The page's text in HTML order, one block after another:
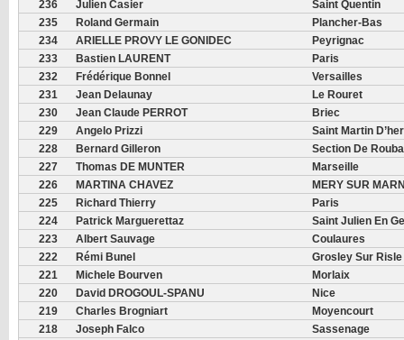
236 Julien Casier
Saint Quentin
235
Roland Germain
Plancher-Bas
234
ARIELLE PROVY LE GONIDEC
Peyrignac
233
Bastien LAURENT
Paris
232
Frédérique Bonnel
Versailles
231
Jean Delaunay
Le Rouret
230
Jean Claude PERROT
Briec
229
Angelo Prizzi
Saint Martin
228
Bernard Gilleron
Section De
227
Thomas DE MUNTER
Marseille
226
MARTINA CHAVEZ
MERY SUR
225
Richard Thierry
Paris
224
Patrick Marguerettaz
Saint Julien En
223
Albert Sauvage
Coulaures
222
Rémi Bunel
Grosley Sur Risle
221
Michele Bourven
Morlaix
220
David DROGOUL-SPANU
Nice
219
Charles Brogniart
Moyencourt
218
Joseph Falco
Sassenage